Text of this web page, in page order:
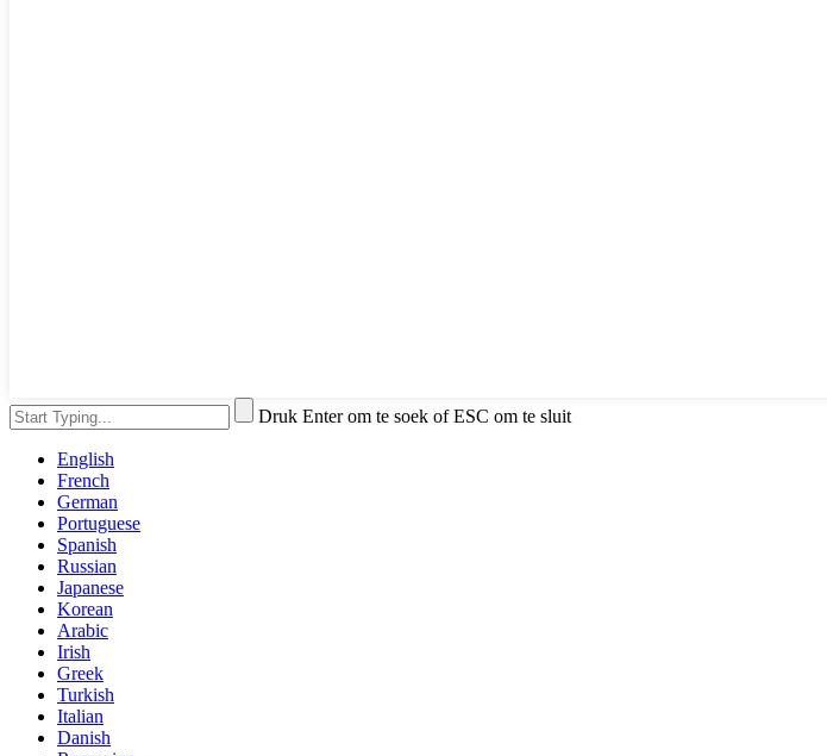
Druk Enter om te soek of ESC om te sluit
English
French
German
Portuguese
Spanish
Russian
Japanese
Korean
Arabic
Irish
Greek
Turkish
Italian
Danish